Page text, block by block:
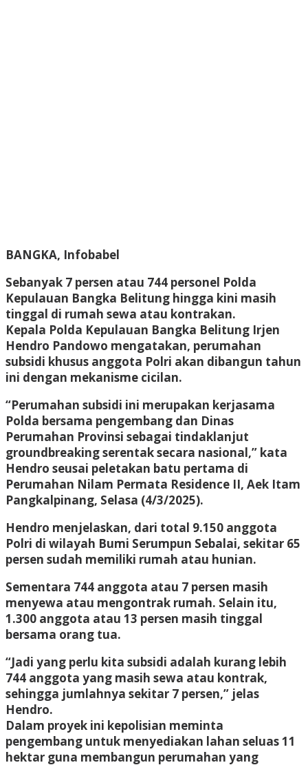
BANGKA, Infobabel
Sebanyak 7 persen atau 744 personel Polda
Kepulauan Bangka Belitung hingga kini masih
tinggal di rumah sewa atau kontrakan.
Kepala Polda Kepulauan Bangka Belitung Irjen
Hendro Pandowo mengatakan, perumahan
subsidi khusus anggota Polri akan dibangun tahun
ini dengan mekanisme cicilan.
“Perumahan subsidi ini merupakan kerjasama
Polda bersama pengembang dan Dinas
Perumahan Provinsi sebagai tindaklanjut
groundbreaking serentak secara nasional,” kata
Hendro seusai peletakan batu pertama di
Perumahan Nilam Permata Residence II, Aek Itam
Pangkalpinang, Selasa (4/3/2025).
Hendro menjelaskan, dari total 9.150 anggota
Polri di wilayah Bumi Serumpun Sebalai, sekitar 65
persen sudah memiliki rumah atau hunian.
Sementara 744 anggota atau 7 persen masih
menyewa atau mengontrak rumah. Selain itu,
1.300 anggota atau 13 persen masih tinggal
bersama orang tua.
“Jadi yang perlu kita subsidi adalah kurang lebih
744 anggota yang masih sewa atau kontrak,
sehingga jumlahnya sekitar 7 persen,” jelas
Hendro.
Dalam proyek ini kepolisian meminta
pengembang untuk menyediakan lahan seluas 11
hektar guna membangun perumahan yang